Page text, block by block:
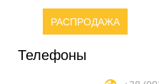
РАСПРОДАЖА
Телефоны